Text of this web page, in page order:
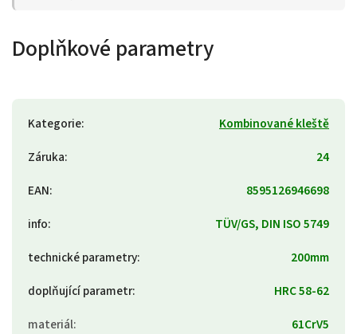
Doplňkové parametry
Kategorie:
Kombinované kleště
Záruka:
24
EAN:
8595126946698
info:
TÜV/GS, DIN ISO 5749
technické parametry:
200mm
doplňující parametr:
HRC 58-62
materiál: 61CrV5